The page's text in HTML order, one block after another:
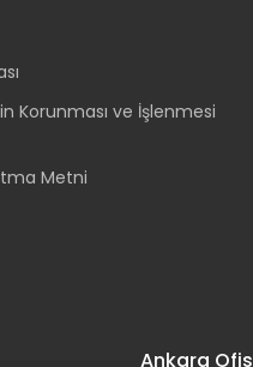
Korunması ve İşlenmesi
Metni
Ankara Ofis